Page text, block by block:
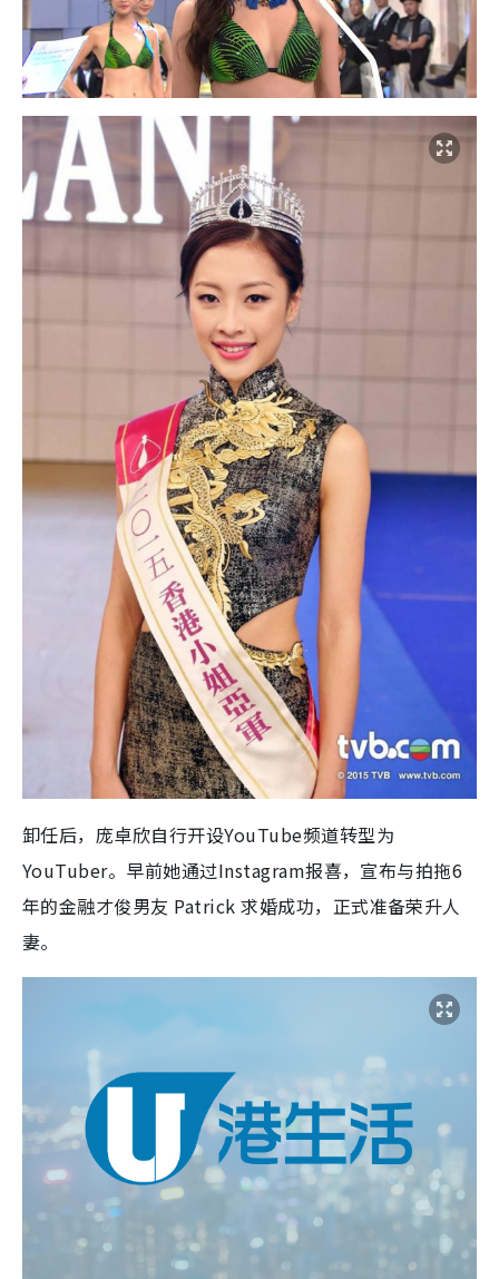
卸任后，庞卓欣自行开设YouTube频道转型为
YouTuber。早前她通过Instagram报喜，宣布与拍拖6
年的金融才俊男友 Patrick 求婚成功，正式准备荣升人
妻。